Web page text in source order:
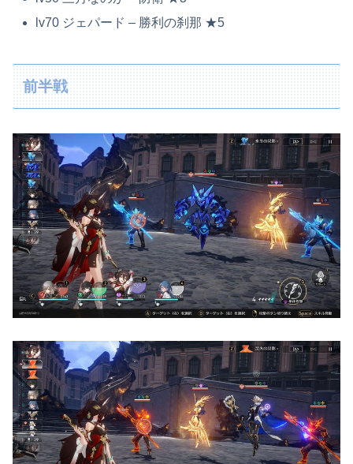
lv70 ジェパード – 勝利の刹那 ★5
前半戦